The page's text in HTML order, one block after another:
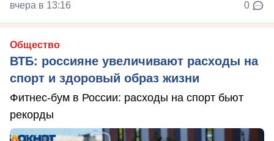
вчера в 13:16 0
Общество
ВТБ: россияне увеличивают расходы на
спорт и здоровый образ жизни
Фитнес-бум в России: расходы на спорт бьют
рекорды